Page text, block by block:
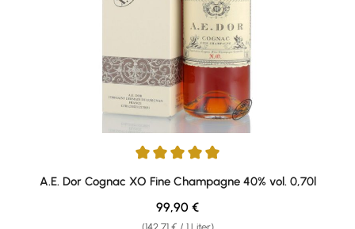
Durchschnittliche Bewertung von 5 von 5 Sternen
A.E. Dor Cognac XO Fine Champagne 40% vol. 0,70l
Regulärer Preis:
99,90 €